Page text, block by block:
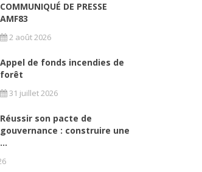
COMMUNIQUÉ DE PRESSE
AMF83
2 août 2026
Appel de fonds incendies de
forêt
31 juillet 2026
Réussir son pacte de
gouvernance : construire une
...